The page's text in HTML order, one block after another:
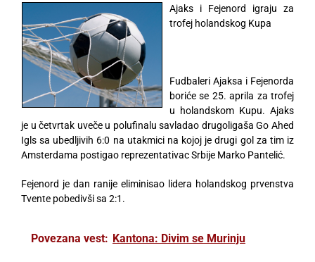
Ajaks i Fejenord igraju za
trofej holandskog Kupa
Fudbaleri Ajaksa i Fejenorda
boriće se 25. aprila za trofej
u holandskom Kupu. Ajaks
je u četvrtak uveče u polufinalu savladao drugoligaša Go Ahed
Igls sa ubedljivih 6:0 na utakmici na kojoj je drugi gol za tim iz
Amsterdama postigao reprezentativac Srbije Marko Pantelić.
Fejenord je dan ranije eliminisao lidera holandskog prvenstva
Tvente pobedivši sa 2:1.
Povezana vest: Kantona: Divim se Murinju